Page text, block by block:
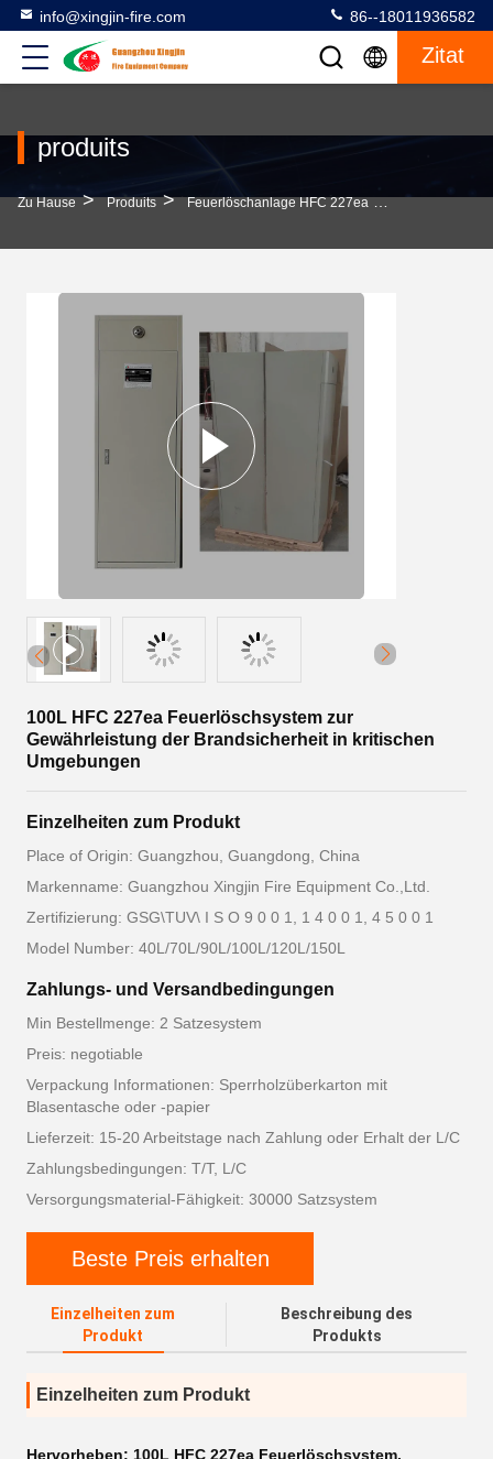
info@xingjin-fire.com 86--18011936582
Zitat
produits
Zu Hause > Produits > Feuerlöschanlage HFC 227ea >
100L HFC 227ea Feuerlöschsystem zur
Gewährleistung der Brandsicherheit in kritischen
Umgebungen
Einzelheiten zum Produkt
Place of Origin: Guangzhou, Guangdong, China
Markenname: Guangzhou Xingjin Fire Equipment Co.,Ltd.
Zertifizierung: GSG\TUV\ I S O 9 0 0 1, 1 4 0 0 1, 4 5 0 0 1
Model Number: 40L/70L/90L/100L/120L/150L
Zahlungs- und Versandbedingungen
Min Bestellmenge: 2 Satzesystem
Preis: negotiable
Verpackung Informationen: Sperrholzüberkarton mit
Blasentasche oder -papier
Lieferzeit: 15-20 Arbeitstage nach Zahlung oder Erhalt der L/C
Zahlungsbedingungen: T/T, L/C
Versorgungsmaterial-Fähigkeit: 30000 Satzsystem
Beste Preis erhalten
Einzelheiten zum
Produkt
Beschreibung des
Produkts
Einzelheiten zum Produkt
Hervorheben: 100L HFC 227ea Feuerlöschsystem,